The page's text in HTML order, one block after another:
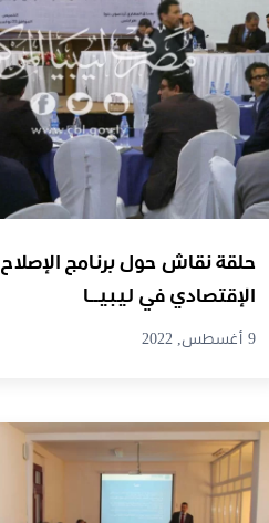
حلقة نقاش حول برنامج الإصلاح
الإقتصادي في ليبيــا
9 أغسطس, 2022